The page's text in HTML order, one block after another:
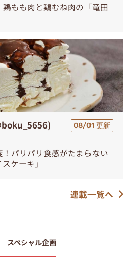
もも肉と鶏むね肉の「竜田
08/01 更新
パリパリ食感がたまらない
ケーキ」
連載一覧へ
スペシャル企画